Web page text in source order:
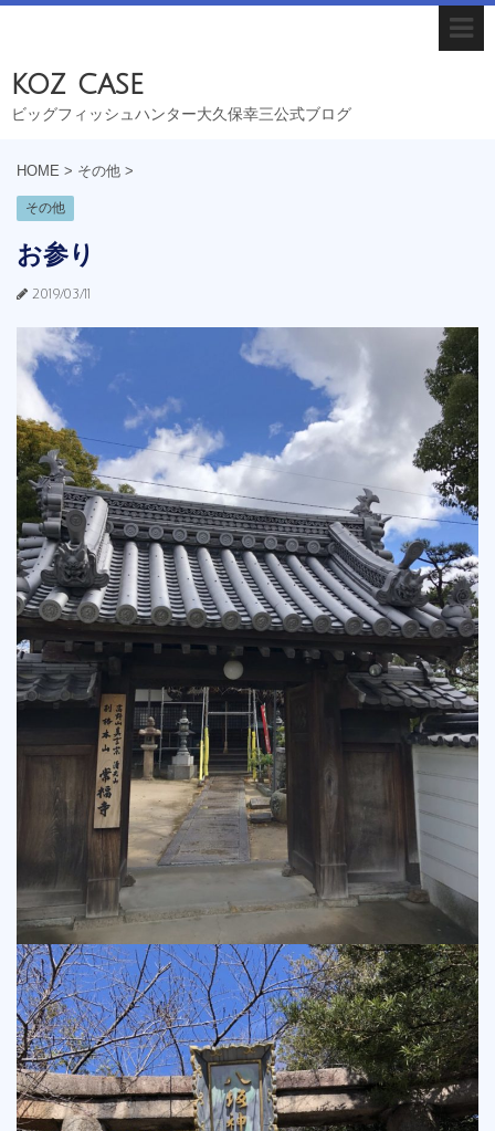
koz case
ビッグフィッシュハンター大久保幸三公式ブログ
HOME > その他 >
その他
お参り
2019/03/11